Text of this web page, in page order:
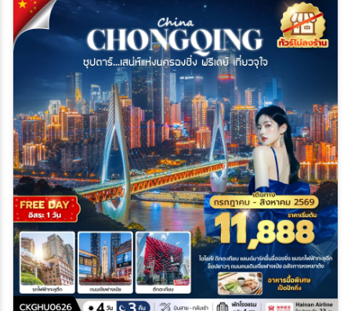
20 ส.ค. 69 - 23 ส.ค. 69
21 ส.ค. 69 - 24 ส.ค. 69
22 ส.ค. 69 - 25 ส.ค. 69
23 ส.ค. 69 - 26 ส.ค. 69
24 ส.ค. 69 - 27 ส.ค. 69
25 ส.ค. 69 - 28 ส.ค. 69
26 ส.ค. 69 - 29 ส.ค. 69
27 ส.ค. 69 - 30 ส.ค. 69
28 ส.ค. 69 - 31 ส.ค. 69
29 ส.ค. 69 - 01 ก.ย. 69
30 ส.ค. 69 - 02 ก.ย. 69
31 ส.ค. 69 - 03 ก.ย. 69
01 ก.ย. 69 - 04 ก.ย. 69
02 ก.ย. 69 - 05 ก.ย. 69
03 ก.ย. 69 - 06 ก.ย. 69
04 ก.ย. 69 - 07 ก.ย. 69
05 ก.ย. 69 - 08 ก.ย. 69
06 ก.ย. 69 - 09 ก.ย. 69
07 ก.ย. 69 - 10 ก.ย. 69
08 ก.ย. 69 - 11 ก.ย. 69
09 ก.ย. 69 - 12 ก.ย. 69
10 ก.ย. 69 - 13 ก.ย. 69
11 ก.ย. 69 - 14 ก.ย. 69
12 ก.ย. 69 - 15 ก.ย. 69
13 ก.ย. 69 - 16 ก.ย. 69
14 ก.ย. 69 - 17 ก.ย. 69
15 ก.ย. 69 - 18 ก.ย. 69
16 ก.ย. 69 - 19 ก.ย. 69
17 ก.ย. 69 - 20 ก.ย. 69
18 ก.ย. 69 - 21 ก.ย. 69
19 ก.ย. 69 - 22 ก.ย. 69
20 ก.ย. 69 - 23 ก.ย. 69
21 ก.ย. 69 - 24 ก.ย. 69
22 ก.ย. 69 - 25 ก.ย. 69
23 ก.ย. 69 - 26 ก.ย. 69
24 ก.ย. 69 - 27 ก.ย. 69